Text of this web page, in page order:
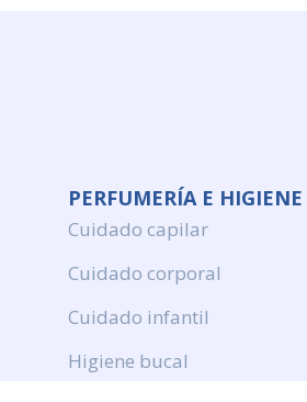
PERFUMERÍA E HIGIENE
Cuidado capilar
Cuidado corporal
Cuidado infantil
Higiene bucal